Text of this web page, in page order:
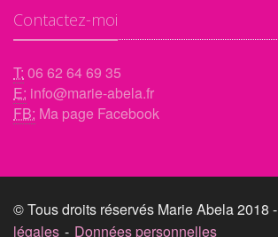
Contactez-moi
T: 06 62 64 69 35
E: info@marie-abela.fr
FB: Ma page Facebook
© Tous droits réservés Marie Abela 2018 -
légales - Données personnelles